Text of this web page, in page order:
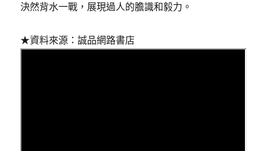
決然背水一戰，展現過人的膽識和毅力。
★資料來源：誠品網路書店